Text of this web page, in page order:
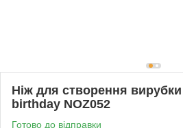
Ніж для створення вирубки
birthday NOZ052
Готово до відправки